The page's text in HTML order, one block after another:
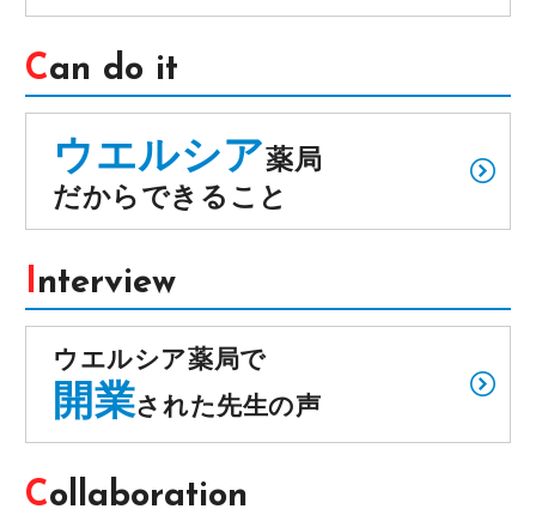
Can do it
ウエルシア薬局
だからできること
Interview
ウエルシア薬局で
開業された先生の声
Collaboration